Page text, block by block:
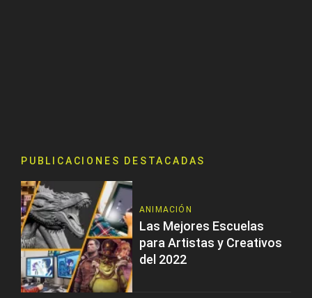
PUBLICACIONES DESTACADAS
ANIMACIÓN
Las Mejores Escuelas
para Artistas y Creativos
del 2022